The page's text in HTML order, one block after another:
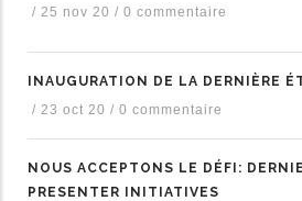
/ 25 nov 20 / 0 commentaire
INAUGURATION DE LA DERNIÈRE
/ 23 oct 20 / 0 commentaire
NOUS ACCEPTONS LE DÉFI:
PRESENTER INITIATIVES